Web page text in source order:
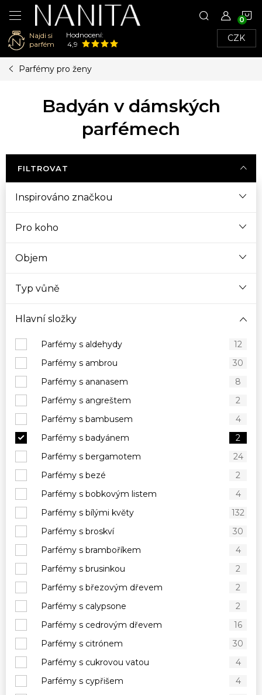
Najdi si
parfém
Hodnocení:
4,9
CZK
Parfémy pro ženy
Badyán v dámských
parfémech
FILTROVAT
Inspirováno značkou
Pro koho
Objem
Typ vůně
Hlavní složky
Parfémy s aldehydy
12
Parfémy s ambrou
30
Parfémy s ananasem
8
Parfémy s angreštem
2
Parfémy s bambusem
4
Parfémy s badyánem
2
Parfémy s bergamotem
24
Parfémy s bezé
2
Parfémy s bobkovým listem
4
Parfémy s bílými květy
132
Parfémy s broskví
30
Parfémy s bramboříkem
4
Parfémy s brusinkou
2
Parfémy s březovým dřevem
2
Parfémy s calypsone
2
Parfémy s cedrovým dřevem
16
Parfémy s citrónem
30
Parfémy s cukrovou vatou
4
Parfémy s cypřišem
4